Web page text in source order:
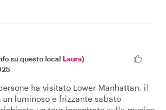
su questo local Laura)
ha visitato Lower Manhattan, il
luminoso e frizzante sabato